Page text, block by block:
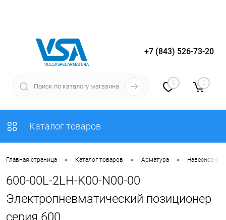
Вход Регистрация
+7 (843) 526-73-20
0 0
Каталог товаров
Главная страница • Каталог товаров • Арматура • Навесное
600-00L-2LH-K00-N00-00
Электропневматический позиционер
серия 600